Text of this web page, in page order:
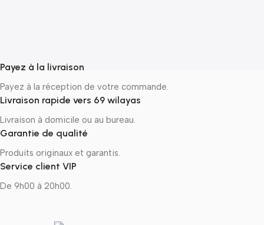
Payez à la livraison
Payez à la réception de votre commande.
Livraison rapide vers 69 wilayas
Livraison à domicile ou au bureau.
Garantie de qualité
Produits originaux et garantis.
Service client VIP
De 9h00 à 20h00.